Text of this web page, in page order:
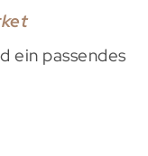
ein passendes